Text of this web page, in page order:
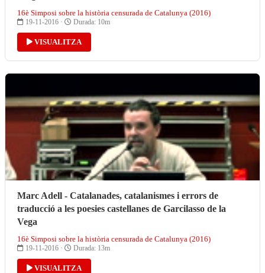
16è Simposi sobre la història censurada de Catalunya (2016)
19-11-2016 · Durada: 10m
VISUALITZA
Marc Adell - Catalanades, catalanismes i errors de
traducció a les poesies castellanes de Garcilasso de la
Vega
16è Simposi sobre la història censurada de Catalunya (2016)
19-11-2016 · Durada: 13m
VISUALITZA